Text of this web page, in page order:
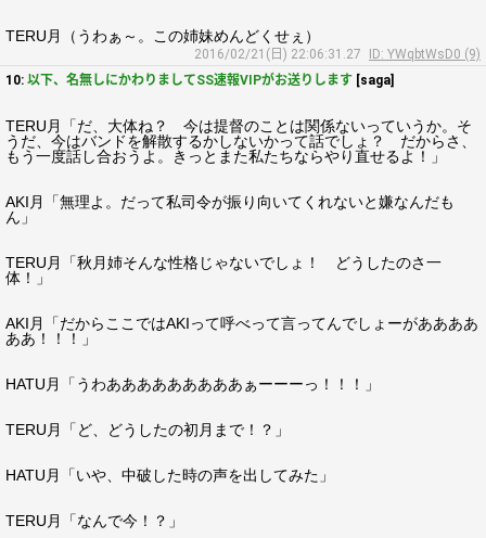
TERU月（うわぁ～。この姉妹めんどくせぇ）
2016/02/21(日) 22:06:31.27
ID: YWqbtWsD0 (9)
10: 以下、名無しにかわりましてSS速報VIPがお送りします [saga]
TERU月「だ、大体ね？ 今は提督のことは関係ないっていうか。そ
うだ、今はバンドを解散するかしないかって話でしょ？ だからさ、
もう一度話し合おうよ。きっとまた私たちならやり直せるよ！」
AKI月「無理よ。だって私司令が振り向いてくれないと嫌なんだも
ん」
TERU月「秋月姉そんな性格じゃないでしょ！ どうしたのさ一
体！」
AKI月「だからここではAKIって呼べって言ってんでしょーがああああ
ああ！！！」
HATU月「うわあああああああああぁーーーっ！！！」
TERU月「ど、どうしたの初月まで！？」
HATU月「いや、中破した時の声を出してみた」
TERU月「なんで今！？」